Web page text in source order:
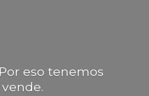
eso tenemos
vende.